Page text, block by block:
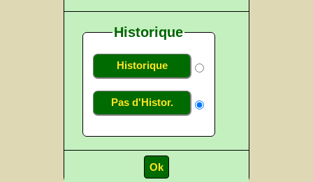
Historique
Historique
Pas d'Histor.